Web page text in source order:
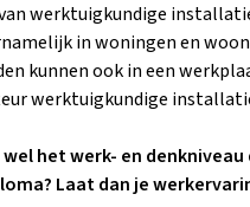
werktuigkundige
in woningen en
kunnen ook in een
werktuigkundige
wel het werk- en
Laat dan je